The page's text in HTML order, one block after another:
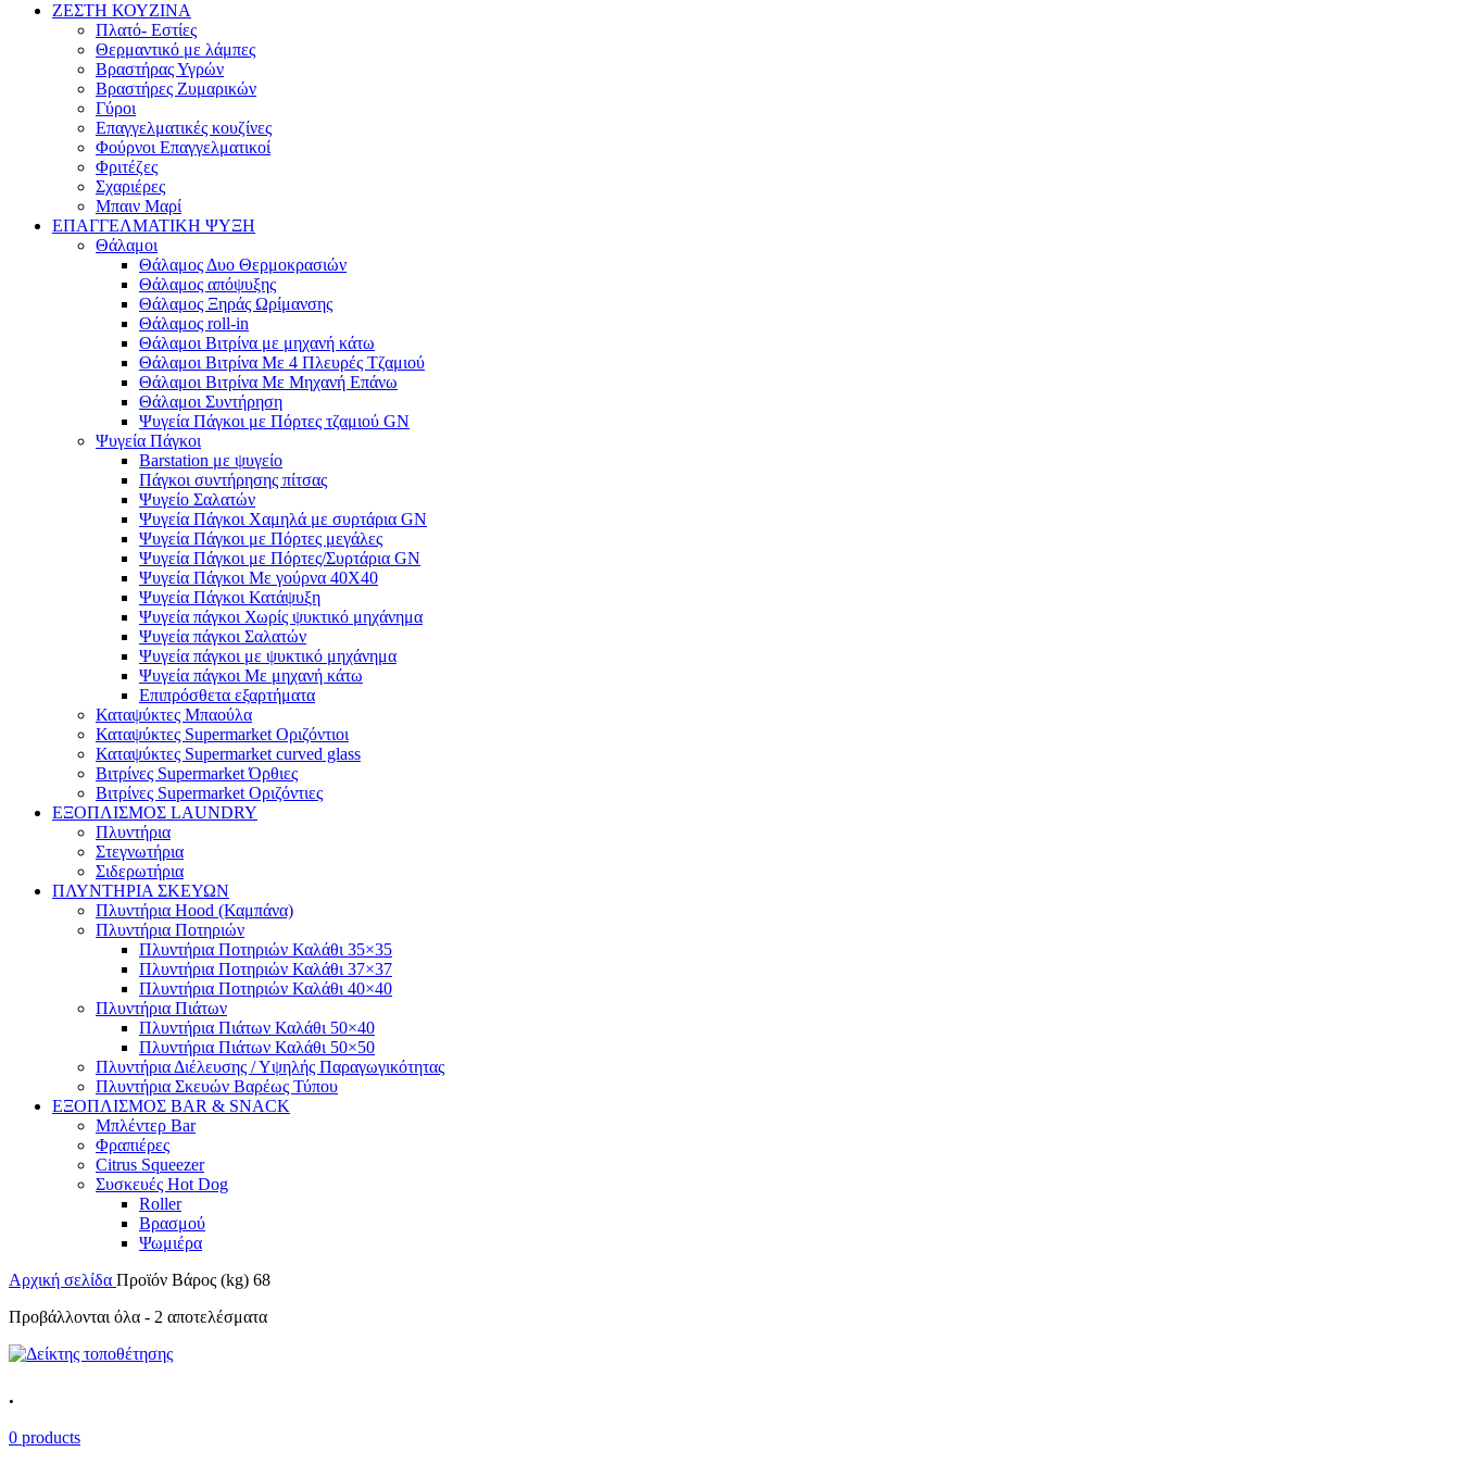
ΖΕΣΤΗ ΚΟΥΖΙΝΑ
Πλατό- Εστίες
Θερμαντικό με λάμπες
Βραστήρας Υγρών
Βραστήρες Ζυμαρικών
Γύροι
Επαγγελματικές κουζίνες
Φούρνοι Επαγγελματικοί
Φριτέζες
Σχαριέρες
Μπαιν Μαρί
ΕΠΑΓΓΕΛΜΑΤΙΚΗ ΨΥΞΗ
Θάλαμοι
Θάλαμος Δυο Θερμοκρασιών
Θάλαμος απόψυξης
Θάλαμος Ξηράς Ωρίμανσης
Θάλαμος roll-in
Θάλαμοι Βιτρίνα με μηχανή κάτω
Θάλαμοι Βιτρίνα Με 4 Πλευρές Τζαμιού
Θάλαμοι Βιτρίνα Με Μηχανή Επάνω
Θάλαμοι Συντήρηση
Ψυγεία Πάγκοι με Πόρτες τζαμιού GN
Ψυγεία Πάγκοι
Barstation με ψυγείο
Πάγκοι συντήρησης πίτσας
Ψυγείο Σαλατών
Ψυγεία Πάγκοι Χαμηλά με συρτάρια GN
Ψυγεία Πάγκοι με Πόρτες μεγάλες
Ψυγεία Πάγκοι με Πόρτες/Συρτάρια GN
Ψυγεία Πάγκοι Με γούρνα 40Χ40
Ψυγεία Πάγκοι Κατάψυξη
Ψυγεία πάγκοι Χωρίς ψυκτικό μηχάνημα
Ψυγεία πάγκοι Σαλατών
Ψυγεία πάγκοι με ψυκτικό μηχάνημα
Ψυγεία πάγκοι Με μηχανή κάτω
Επιπρόσθετα εξαρτήματα
Καταψύκτες Μπαούλα
Καταψύκτες Supermarket Οριζόντιοι
Καταψύκτες Supermarket curved glass
Βιτρίνες Supermarket Όρθιες
Βιτρίνες Supermarket Οριζόντιες
ΕΞΟΠΛΙΣΜΟΣ LAUNDRY
Πλυντήρια
Στεγνωτήρια
Σιδερωτήρια
ΠΛΥΝΤΗΡΙΑ ΣΚΕΥΩΝ
Πλυντήρια Hood (Καμπάνα)
Πλυντήρια Ποτηριών
Πλυντήρια Ποτηριών Καλάθι 35×35
Πλυντήρια Ποτηριών Καλάθι 37×37
Πλυντήρια Ποτηριών Καλάθι 40×40
Πλυντήρια Πιάτων
Πλυντήρια Πιάτων Καλάθι 50×40
Πλυντήρια Πιάτων Καλάθι 50×50
Πλυντήρια Διέλευσης / Υψηλής Παραγωγικότητας
Πλυντήρια Σκευών Βαρέως Τύπου
ΕΞΟΠΛΙΣΜΟΣ BAR & SNACK
Μπλέντερ Bar
Φραπιέρες
Citrus Squeezer
Συσκευές Hot Dog
Roller
Βρασμού
Ψωμιέρα
Αρχική σελίδα Προϊόν Βάρος (kg) 68
Προβάλλονται όλα - 2 αποτελέσματα
.
0 products